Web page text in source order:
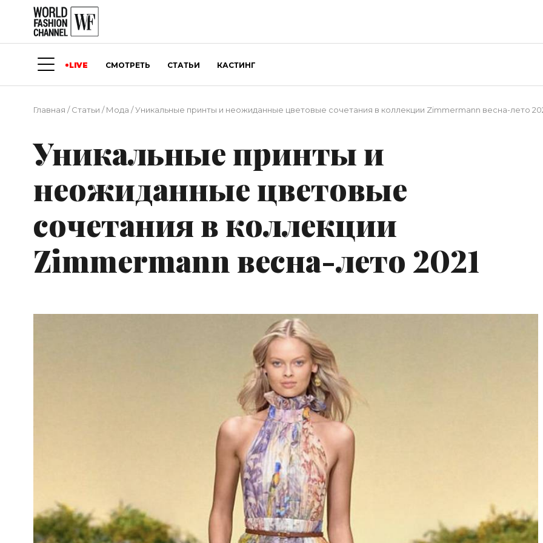
LIVE СМОТРЕТЬ СТАТЬИ КАСТИНГ
Главная /Статьи /Мода /Уникальные принты и неожиданные цветовые сочетания в коллекции Zimmermann весна-лето
Уникальные принты и
неожиданные цветовые
сочетания в коллекции
Zimmermann весна-лето 2021